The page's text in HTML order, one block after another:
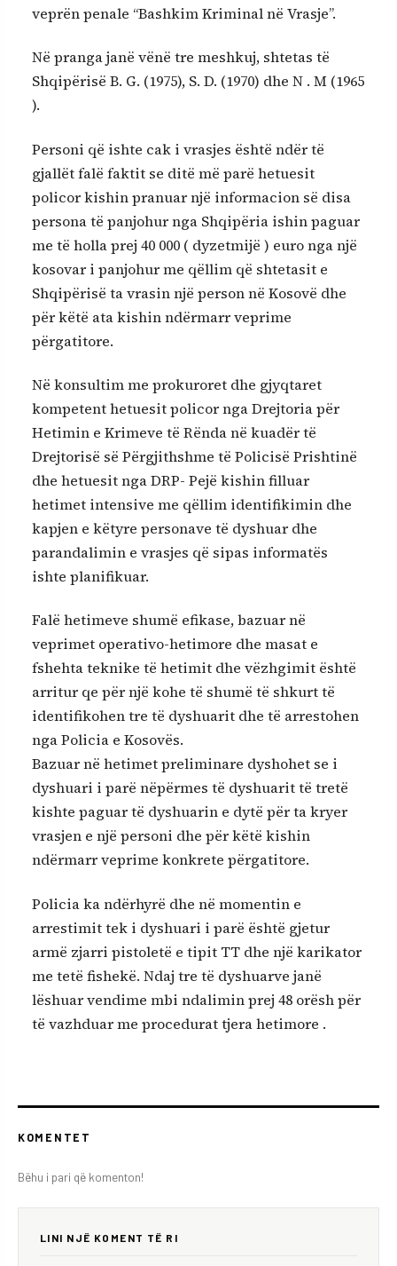
veprën penale “Bashkim Kriminal në Vrasje”.
Në pranga janë vënë tre meshkuj, shtetas të
Shqipërisë B. G. (1975), S. D. (1970) dhe N . M (1965
).
Personi që ishte cak i vrasjes është ndër të
gjallët falë faktit se ditë më parë hetuesit
policor kishin pranuar një informacion së disa
persona të panjohur nga Shqipëria ishin paguar
me të holla prej 40 000 ( dyzetmijë ) euro nga një
kosovar i panjohur me qëllim që shtetasit e
Shqipërisë ta vrasin një person në Kosovë dhe
për këtë ata kishin ndërmarr veprime
përgatitore.
Në konsultim me prokuroret dhe gjyqtaret
kompetent hetuesit policor nga Drejtoria për
Hetimin e Krimeve të Rënda në kuadër të
Drejtorisë së Përgjithshme të Policisë Prishtinë
dhe hetuesit nga DRP- Pejë kishin filluar
hetimet intensive me qëllim identifikimin dhe
kapjen e këtyre personave të dyshuar dhe
parandalimin e vrasjes që sipas informatës
ishte planifikuar.
Falë hetimeve shumë efikase, bazuar në
veprimet operativo-hetimore dhe masat e
fshehta teknike të hetimit dhe vëzhgimit është
arritur qe për një kohe të shumë të shkurt të
identifikohen tre të dyshuarit dhe të arrestohen
nga Policia e Kosovës.
Bazuar në hetimet preliminare dyshohet se i
dyshuari i parë nëpërmes të dyshuarit të tretë
kishte paguar të dyshuarin e dytë për ta kryer
vrasjen e një personi dhe për këtë kishin
ndërmarr veprime konkrete përgatitore.
Policia ka ndërhyrë dhe në momentin e
arrestimit tek i dyshuari i parë është gjetur
armë zjarri pistoletë e tipit TT dhe një karikator
me tetë fishekë. Ndaj tre të dyshuarve janë
lëshuar vendime mbi ndalimin prej 48 orësh për
të vazhduar me procedurat tjera hetimore .
KOMENTET
Bëhu i pari që komenton!
LINI NJË KOMENT TË RI